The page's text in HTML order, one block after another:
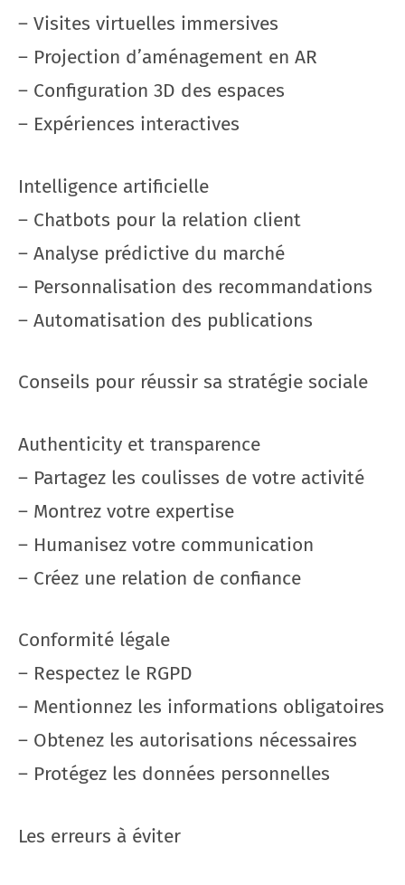
– Visites virtuelles immersives
– Projection d’aménagement en AR
– Configuration 3D des espaces
– Expériences interactives
Intelligence artificielle
– Chatbots pour la relation client
– Analyse prédictive du marché
– Personnalisation des recommandations
– Automatisation des publications
Conseils pour réussir sa stratégie sociale
Authenticity et transparence
– Partagez les coulisses de votre activité
– Montrez votre expertise
– Humanisez votre communication
– Créez une relation de confiance
Conformité légale
– Respectez le RGPD
– Mentionnez les informations obligatoires
– Obtenez les autorisations nécessaires
– Protégez les données personnelles
Les erreurs à éviter